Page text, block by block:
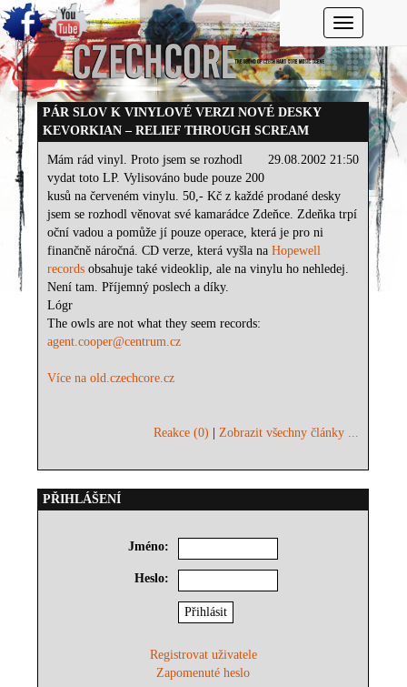
Toggle
PÁR SLOV K VINYLOVÉ VERZI NOVÉ DESKY
KEVORKIAN – RELIEF THROUGH SCREAM
29.08.2002 21:50
Mám rád vinyl. Proto jsem se rozhodl
vydat toto LP. Vylisováno bude pouze 200
kusů na červeném vinylu. 50,- Kč z každé prodané desky
jsem se rozhodl věnovat své kamarádce Zdeňce. Zdeňka trpí
oční vadou a pomůže jí pouze operace, která je pro ni
finančně náročná. CD verze, která vyšla naHopewell
records obsahuje také videoklip, ale na vinylu ho nehledej.
Není tam. Příjemný poslech a díky.
Lógr
The owls are not what they seem records:
agent.cooper@centrum.cz
Více na old.czechcore.cz
Reakce (0) |Zobrazit všechny články ...
PŘIHLÁŠENÍ
Jméno:
Heslo:
Registrovat uživatele
Zapomenuté heslo